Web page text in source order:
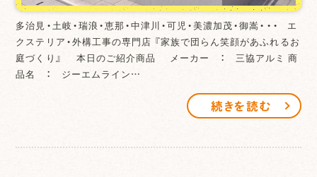
多治見・土岐・瑞浪・恵那・中津川・可児・美濃加茂・御嵩・・・ エ
クステリア・外構工事の専門店 『家族で団らん笑顔があふれるお
庭づくり』 本日のご紹介商品 メーカー ： 三協アルミ 商
品名 ： ジーエムライン…
続きを読む